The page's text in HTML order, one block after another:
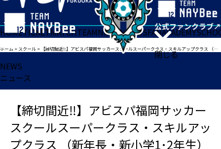
閉じる
HOMETICKETMATCHTEAMNEWSGOODSFANACADEMY
ホーム > スクール > 【締切間近‼】アビスパ福岡サッカースクールスーパークラス・スキルアップクラス （新年長・新小学1･2年生）「セレクション実施」のお知らせ
NEWS
ニュース
【締切間近‼】アビスパ福岡サッカー
スクールスーパークラス・スキルアッ
プクラス （新年長・新小学1･2年生）